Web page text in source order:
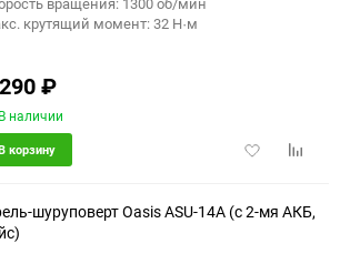
крутящий момент: 32 Н·м
₽
В наличии
Добавить
корзину
шуруповерт Oasis ASU-14A (с 2-мя АКБ,